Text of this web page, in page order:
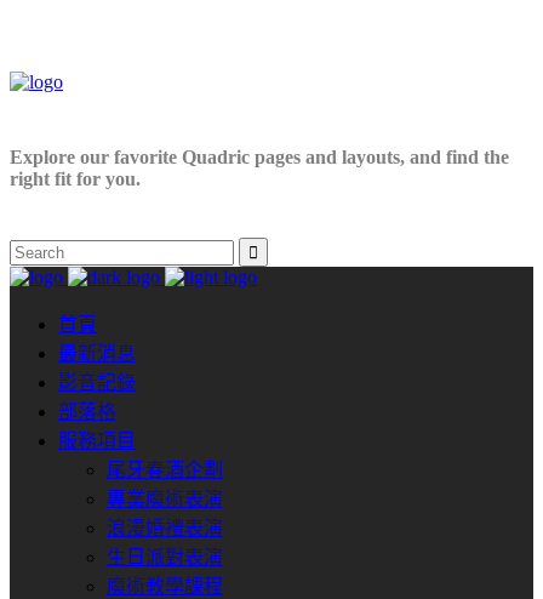
Explore our favorite Quadric pages and layouts, and find the
right fit for you.
首頁
最新消息
影音記錄
部落格
服務項目
尾牙春酒企劃
專業魔術表演
浪漫婚禮表演
生日派對表演
魔術教學課程